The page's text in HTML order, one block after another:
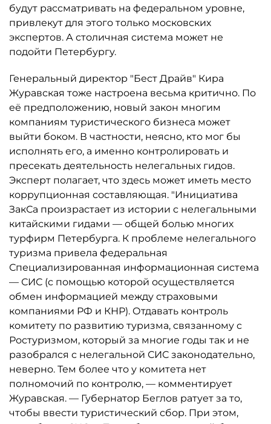
будут рассматривать на федеральном уровне,
привлекут для этого только московских
экспертов. А столичная система может не
подойти Петербургу.
Генеральный директор "Бест Драйв" Кира
Журавская тоже настроена весьма критично. По
её предположению, новый закон многим
компаниям туристического бизнеса может
выйти боком. В частности, неясно, кто мог бы
исполнять его, а именно контролировать и
пресекать деятельность нелегальных гидов.
Эксперт полагает, что здесь может иметь место
коррупционная составляющая. "Инициатива
ЗакСа произрастает из истории с нелегальными
китайскими гидами — общей болью многих
турфирм Петербурга. К проблеме нелегального
туризма привела федеральная
Специализированная информационная система
— СИС (с помощью которой осуществляется
обмен информацией между страховыми
компаниями РФ и КНР). Отдавать контроль
комитету по развитию туризма, связанному с
Ростуризмом, который за многие годы так и не
разобрался с нелегальной СИС законодательно,
неверно. Тем более что у комитета нет
полномочий по контролю, — комментирует
Журавская. — Губернатор Беглов ратует за то,
чтобы ввести туристический сбор. При этом,